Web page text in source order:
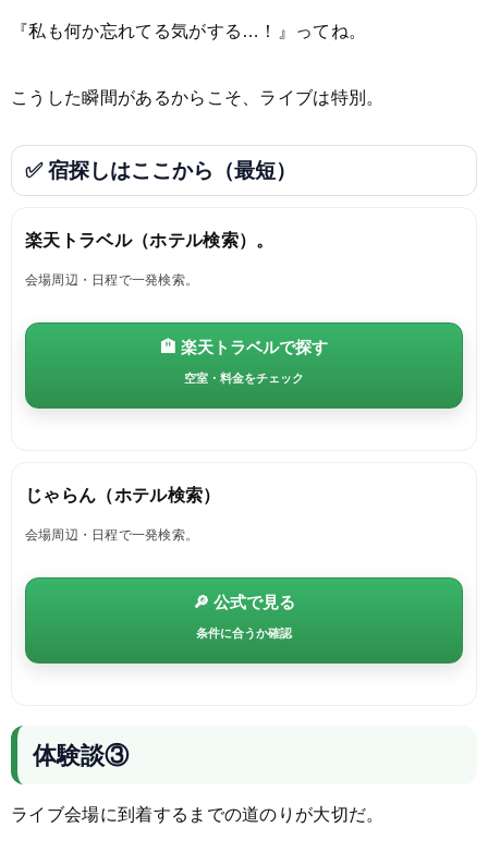
『私も何か忘れてる気がする…！』ってね。
こうした瞬間があるからこそ、ライブは特別。
✅ 宿探しはここから（最短）
楽天トラベル（ホテル検索）。
会場周辺・日程で一発検索。
🏨 楽天トラベルで探す
空室・料金をチェック
じゃらん（ホテル検索）
会場周辺・日程で一発検索。
🔎 公式で見る
条件に合うか確認
体験談③
ライブ会場に到着するまでの道のりが大切だ。